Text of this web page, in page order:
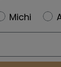
Michi